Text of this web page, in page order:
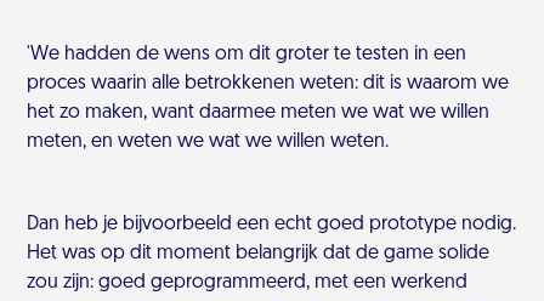
'We hadden de wens om dit groter te testen in een
proces waarin alle betrokkenen weten: dit is waarom we
het zo maken, want daarmee meten we wat we willen
meten, en weten we wat we willen weten.
Dan heb je bijvoorbeeld een echt goed prototype nodig.
Het was op dit moment belangrijk dat de game solide
zou zijn: goed geprogrammeerd, met een werkend